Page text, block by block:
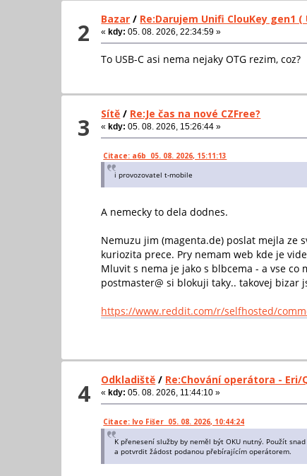
2 Bazar / Re:Darujem Unifi ClouKey gen1 (
«kdy: 05. 08. 2026, 22:34:59 »
To USB-C asi nema nejaky OTG rezim, coz?
3 Sítě / Re:Je čas na nové CZFree?
«kdy: 05. 08. 2026, 15:26:44 »
Citace: a6b 05. 08. 2026, 15:11:13
i provozovatel t-mobile
A nemecky to dela dodnes.
Nemuzu jim (magenta.de) poslat mejla ze
kuriozita prece. Pry nemam web kde je
Mluvit s nema je jako s blbcema - a vse
postmaster@ si blokuji taky.. takovej bizar
https://www.reddit.com/r/selfhosted/
4 Odkladiště / Re:Chování operátora - Eri/
« kdy: 05. 08. 2026, 11:44:10 »
Citace: Ivo Fišer 05. 08. 2026, 10:44:24
K přenesení služby by neměl být OKU nutný. Použít
a potvrdit žádost podanou přebírajícím operátorem.